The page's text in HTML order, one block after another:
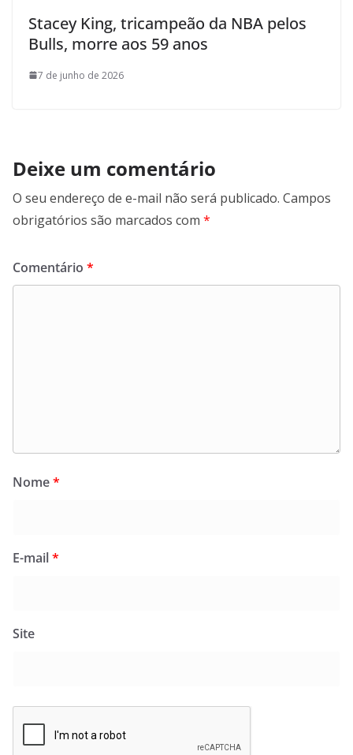
Stacey King, tricampeão da NBA pelos
Bulls, morre aos 59 anos
7 de junho de 2026
Deixe um comentário
O seu endereço de e-mail não será publicado. Campos
obrigatórios são marcados com *
Comentário *
Nome*
E-mail*
Site